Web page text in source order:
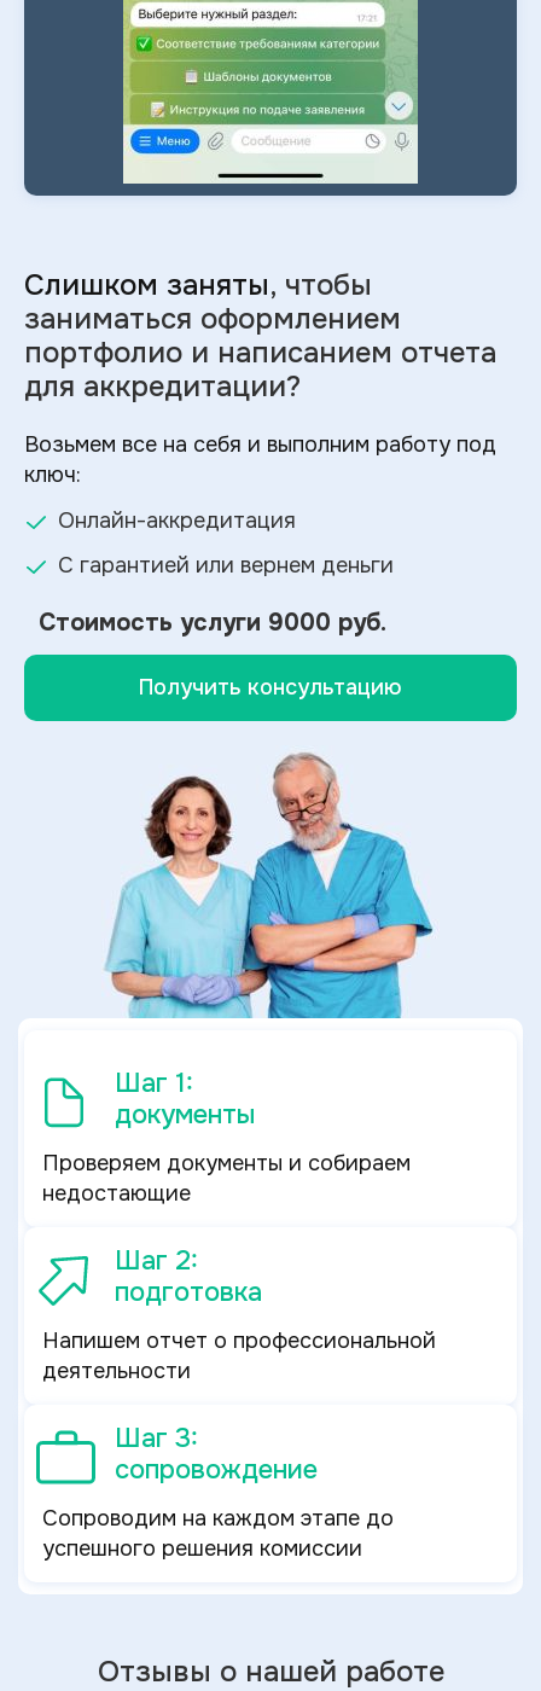
Слишком заняты, чтобы
заниматься оформлением
портфолио и написанием отчета
для аккредитации?
Возьмем все на себя и выполним работу под
ключ:
Онлайн-аккредитация
С гарантией или вернем деньги
Стоимость услуги 9000 руб.
Получить консультацию
Шаг 1:
документы
Проверяем документы и собираем
недостающие
Шаг 2:
подготовка
Напишем отчет о профессиональной
деятельности
Шаг 3:
сопровождение
Сопроводим на каждом этапе до
успешного решения комиссии
Отзывы о нашей работе